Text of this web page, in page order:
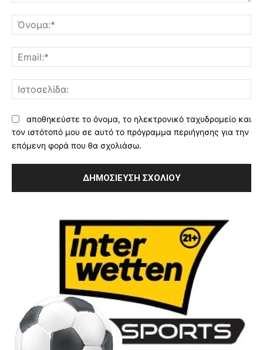
αποθηκεύστε το όνομα, το ηλεκτρονικό ταχυδρομείο και
τον ιστότοπό μου σε αυτό το πρόγραμμα περιήγησης για την
επόμενη φορά που θα σχολιάσω.